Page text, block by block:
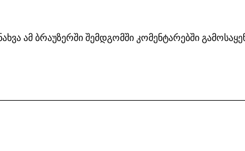
ამ ბრაუზერში შემდგომში კომენტარებში